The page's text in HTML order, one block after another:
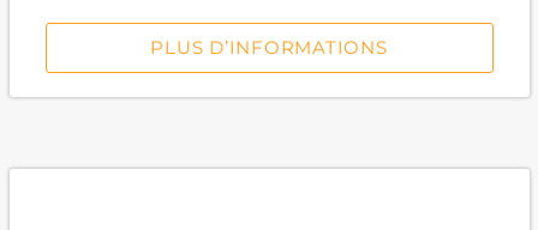
PLUS D’INFORMATIONS